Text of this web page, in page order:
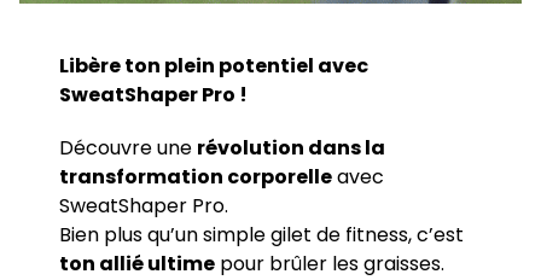
Libère ton plein potentiel avec
SweatShaper Pro !
Découvre une révolution dans la
transformation corporelleavec
SweatShaper Pro.
Bien plus qu’un simple gilet de fitness, c’est
ton allié ultime pour brûler les graisses.